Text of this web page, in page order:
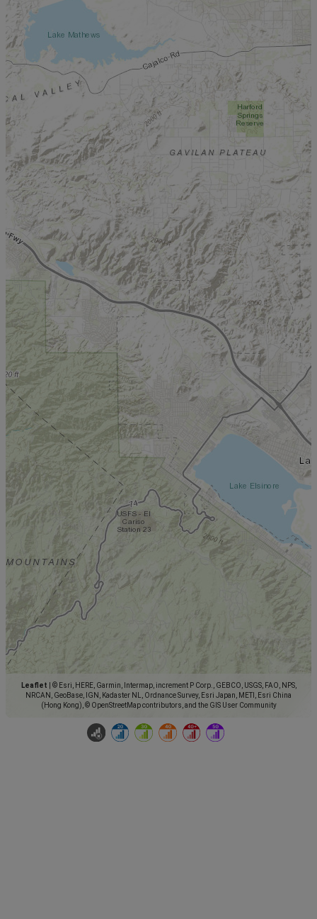
Leaflet
© Esri, HERE, Garmin, Intermap, increment P Corp., GEBCO, USGS, FAO, NPS,
NRCAN, GeoBase, IGN, Kadaster NL, Ordnance Survey, Esri Japan, METI, Esri China
(Hong Kong), © OpenStreetMap contributors, and the GIS User Community